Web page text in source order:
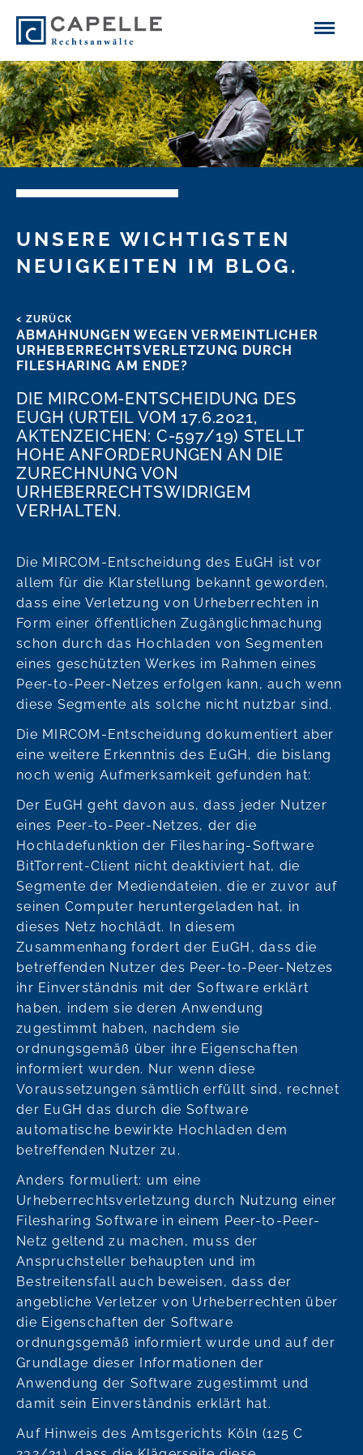
UNSERE WICHTIGSTEN
NEUIGKEITEN IM BLOG.
< ZURÜCK
ABMAHNUNGEN WEGEN VERMEINTLICHER
URHEBERRECHTSVERLETZUNG DURCH
FILESHARING AM ENDE?
DIE MIRCOM-ENTSCHEIDUNG DES
EUGH (URTEIL VOM 17.6.2021,
AKTENZEICHEN: C-597/19) STELLT
HOHE ANFORDERUNGEN AN DIE
ZURECHNUNG VON
URHEBERRECHTSWIDRIGEM
VERHALTEN.
Die MIRCOM-Entscheidung des EuGH ist vor
allem für die Klarstellung bekannt geworden,
dass eine Verletzung von Urheberrechten in
Form einer öffentlichen Zugänglichmachung
schon durch das Hochladen von Segmenten
eines geschützten Werkes im Rahmen eines
Peer-to-Peer-Netzes erfolgen kann, auch wenn
diese Segmente als solche nicht nutzbar sind.
Die MIRCOM-Entscheidung dokumentiert aber
eine weitere Erkenntnis des EuGH, die bislang
noch wenig Aufmerksamkeit gefunden hat:
Der EuGH geht davon aus, dass jeder Nutzer
eines Peer-to-Peer-Netzes, der die
Hochladefunktion der Filesharing-Software
BitTorrent-Client nicht deaktiviert hat, die
Segmente der Mediendateien, die er zuvor auf
seinen Computer heruntergeladen hat, in
dieses Netz hochlädt. In diesem
Zusammenhang fordert der EuGH, dass die
betreffenden Nutzer des Peer-to-Peer-Netzes
ihr Einverständnis mit der Software erklärt
haben, indem sie deren Anwendung
zugestimmt haben, nachdem sie
ordnungsgemäß über ihre Eigenschaften
informiert wurden. Nur wenn diese
Voraussetzungen sämtlich erfüllt sind, rechnet
der EuGH das durch die Software
automatische bewirkte Hochladen dem
betreffenden Nutzer zu.
Anders formuliert: um eine
Urheberrechtsverletzung durch Nutzung einer
Filesharing Software in einem Peer-to-Peer-
Netz geltend zu machen, muss der
Anspruchsteller behaupten und im
Bestreitensfall auch beweisen, dass der
angebliche Verletzer von Urheberrechten über
die Eigenschaften der Software
ordnungsgemäß informiert wurde und auf der
Grundlage dieser Informationen der
Anwendung der Software zugestimmt und
damit sein Einverständnis erklärt hat.
Auf Hinweis des Amtsgerichts Köln (125 C